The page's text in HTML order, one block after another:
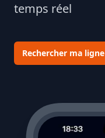
temps réel
Rechercher ma ligne